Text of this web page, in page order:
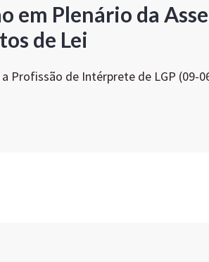
em Plenário da
de Lei
Profissão de Intérprete de LGP (09-